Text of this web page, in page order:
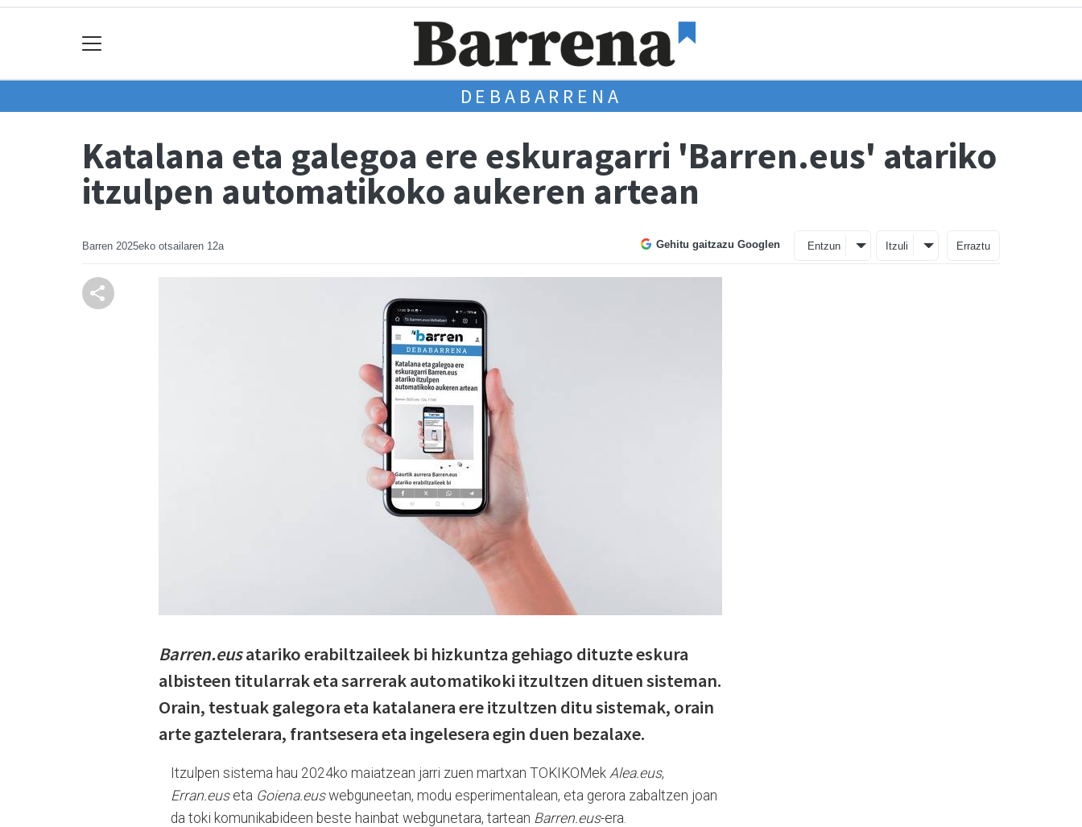
DEBABARRENA
Katalana eta galegoa ere eskuragarri 'Barren.eus' atariko
itzulpen automatikoko aukeren artean
Barren 2025eko otsailaren 12a Gehitu gaitzazu Googlen Entzun Itzuli Erraztu
Barren.eusatariko erabiltzaileek bi hizkuntza gehiago dituzte eskura
albisteen titularrak eta sarrerak automatikoki itzultzen dituen sisteman.
Orain, testuak galegora eta katalanera ere itzultzen ditu sistemak, orain
arte gaztelerara, frantsesera eta ingelesera egin duen bezalaxe.
Itzulpen sistema hau 2024ko maiatzean jarri zuen martxan TOKIKOMek Alea.eus,
Erran.euseta Goiena.euswebguneetan, modu esperimentalean, eta gerora zabaltzen joan
da toki komunikabideen beste hainbat webgunetara, tartean Barren.eus-era.